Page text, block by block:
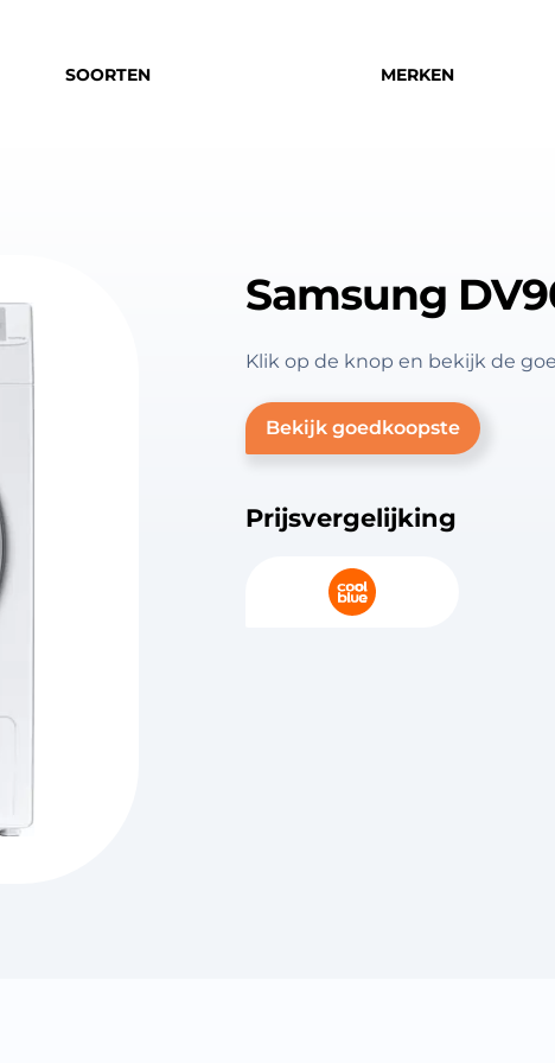
SOORTEN MERKEN
Samsung
Klik op de knop en bekijk de
Bekijk goedkoopste
Prijsvergelijking